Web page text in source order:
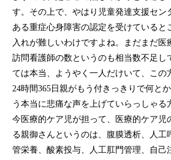
す。その上で、やはり児童発達支援セン
ある重症心身障害の認定を受けていると
入れが難しいわけですよね。まだまだ医
訪問看護師の数というのも相当数不足し
ては本当、ようやく一人だけいて、この
24時間365日親がもう付きっきりで何と
う本当に悲痛な声を上げていらっしゃる
今医療的ケア児が担って、医療的ケア児
る親御さんというのは、腹膜透析、人工
管栄養、酸素投与、人工肛門管理、自己